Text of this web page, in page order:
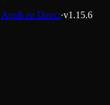
Appli en Direct·v1.15.6